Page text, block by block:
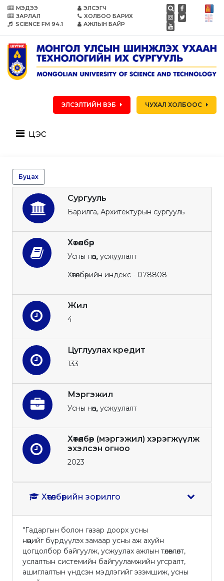
МЭДЭЭ
ЗАРЛАЛ
SCIENCE FM 94.1
ЭЛСЭГЧ
ХОЛБОО БАРИХ
АЖЛЫН БАЙР
ЭЛСЭЛТИЙН ВЭБ ЧУХАЛ ХОЛБООС
цэс
Буцах
Сургууль
Барилга, Архитектурын сургууль
Хөтөлбөр
Усны нөөц, усжуулалт
Хөтөлбөрийн индекс - 078808
Жил
4
Цуглуулах кредит
133
Мэргэжил
Усны нөөц, усжуулалт
Хөтөлбөр (мэргэжил) хэрэгжүүлж
эхэлсэн огноо
2023
Хөтөлбөрийн зорилго
"Гадаргын болон газар доорх усны
нөөцийг бүрдүүлэх замаар усны аж ахуйн
цогцолбор байгуулж, усжуулах ажлын төлөвлөлт,
услалтын системийн байгууламжийн угсралт,
ашиглалтын үндсэн мэдлэгийг эзэмшиж, усны